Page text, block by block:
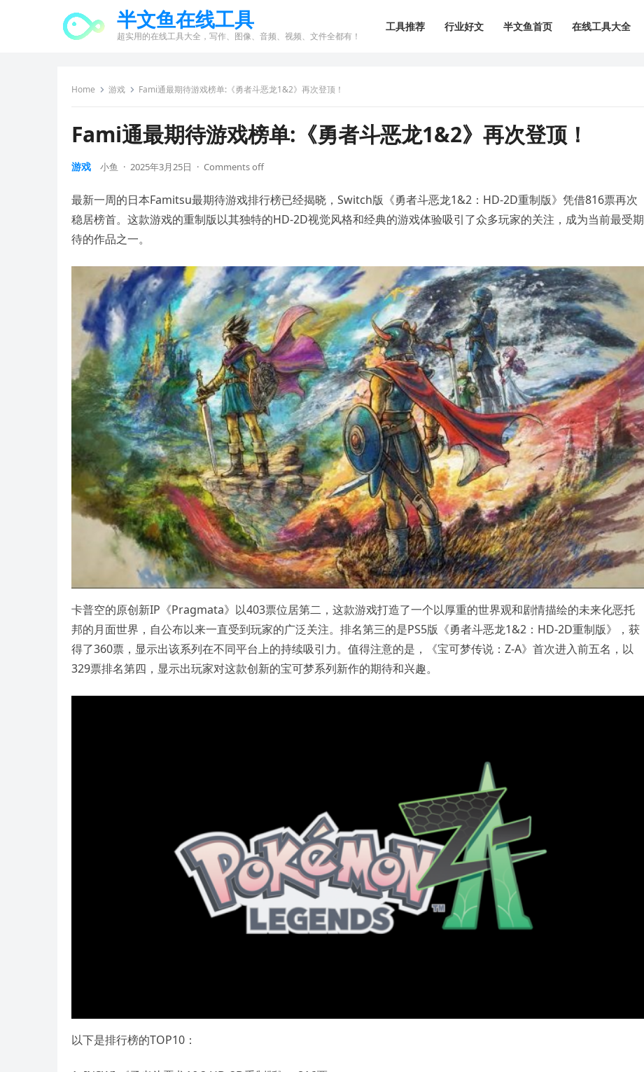
半文鱼在线工具
超实用的在线工具大全，写作、图像、音频、视频、文件全都有！
工具推荐 行业好文 半文鱼首页 在线工具大全
Home 游戏 Fami通最期待游戏榜单:《勇者斗恶龙1&2》再次登顶！
Fami通最期待游戏榜单:《勇者斗恶龙1&2》再次登顶！
游戏 小鱼 · 2025年3月25日 · Comments off
最新一周的日本Famitsu最期待游戏排行榜已经揭晓，Switch版《勇者斗恶龙1&2：HD-2D重制版》凭借816票再次
稳居榜首。这款游戏的重制版以其独特的HD-2D视觉风格和经典的游戏体验吸引了众多玩家的关注，成为当前最受期
待的作品之一。
卡普空的原创新IP《Pragmata》以403票位居第二，这款游戏打造了一个以厚重的世界观和剧情描绘的未来化恶托
邦的月面世界，自公布以来一直受到玩家的广泛关注。排名第三的是PS5版《勇者斗恶龙1&2：HD-2D重制版》，获
得了360票，显示出该系列在不同平台上的持续吸引力。值得注意的是，《宝可梦传说：Z-A》首次进入前五名，以
329票排名第四，显示出玩家对这款创新的宝可梦系列新作的期待和兴趣。
以下是排行榜的TOP10：